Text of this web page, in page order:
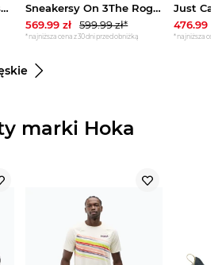
BOSS Orange sneakersy Zayn czarny
Sneakersy On 3The Roger MF30641043 Czarny
569.99 zł 599.99zł*
*najniższa cena z 30 dni przed obniżką
476.99zł
*najniższa cena
marki Hoka